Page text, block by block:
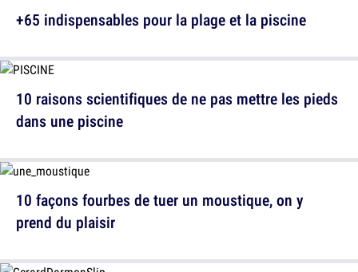
+65 indispensables pour la plage et la piscine
10 façons fourbes de tuer un moustique, on y
prend du plaisir
10 raisons scientifiques de ne pas mettre les pieds
dans une piscine